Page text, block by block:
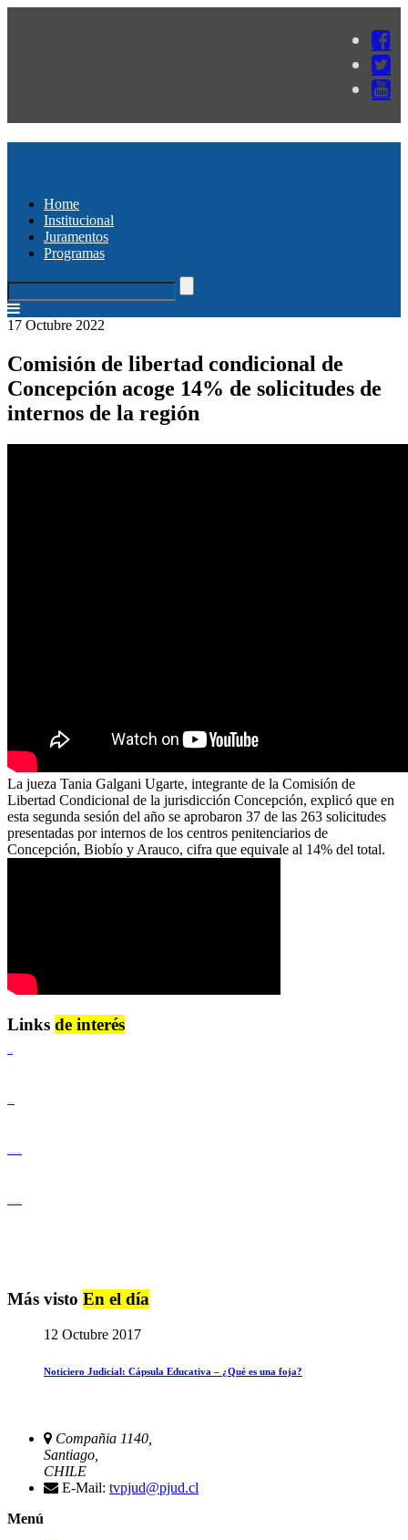
Home
Institucional
Juramentos
Programas
17 Octubre 2022
Comisión de libertad condicional de
Concepción acoge 14% de solicitudes de
internos de la región
La jueza Tania Galgani Ugarte, integrante de la Comisión de
Libertad Condicional de la jurisdicción Concepción, explicó que en
esta segunda sesión del año se aprobaron 37 de las 263 solicitudes
presentadas por internos de los centros penitenciarios de
Concepción, Biobío y Arauco, cifra que equivale al 14% del total.
Links de interés
Más visto En el día
12 Octubre 2017
Noticiero Judicial: Cápsula Educativa – ¿Qué es una foja?
Compañia 1140,
Santiago,
CHILE
E-Mail: tvpjud@pjud.cl
Menú